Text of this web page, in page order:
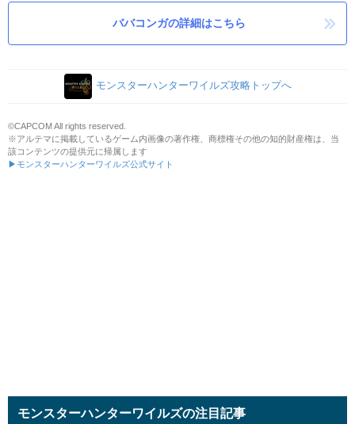
ババコンガの詳細はこちら
モンスターハンターワイルズ攻略トップへ
©CAPCOM All rights reserved.
※アルテマに掲載しているゲーム内画像の著作権、商標権その他の知的財産権は、当
該コンテンツの提供元に帰属します
▶モンスターハンターワイルズ公式サイト
モンスターハンターワイルズの注目記事